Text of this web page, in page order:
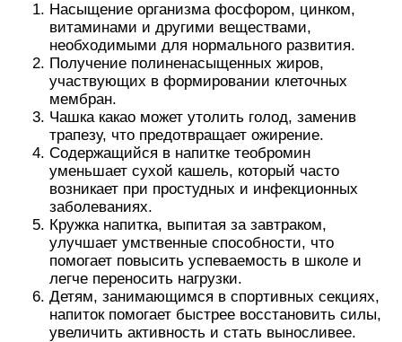
Насыщение организма фосфором, цинком,
витаминами и другими веществами,
необходимыми для нормального развития.
Получение полиненасыщенных жиров,
участвующих в формировании клеточных
мембран.
Чашка какао может утолить голод, заменив
трапезу, что предотвращает ожирение.
Содержащийся в напитке теобромин
уменьшает сухой кашель, который часто
возникает при простудных и инфекционных
заболеваниях.
Кружка напитка, выпитая за завтраком,
улучшает умственные способности, что
помогает повысить успеваемость в школе и
легче переносить нагрузки.
Детям, занимающимся в спортивных секциях,
напиток помогает быстрее восстановить силы,
увеличить активность и стать выносливее.